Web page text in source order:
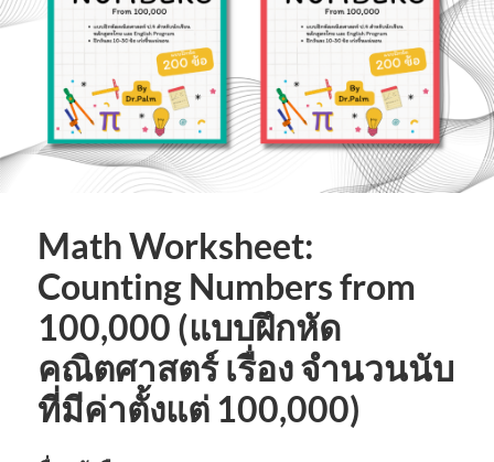
Math Worksheet:
Counting Numbers from
100,000 (แบบฝึกหัด
คณิตศาสตร์ เรื่อง จำนวนนับ
ที่มีค่าตั้งแต่ 100,000)